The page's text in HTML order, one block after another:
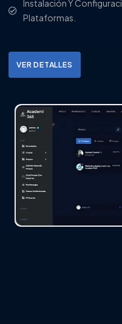
Instalación Y
Plataformas.
VER DETALLES